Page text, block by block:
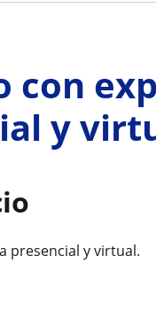
con
y
presencial y virtual.